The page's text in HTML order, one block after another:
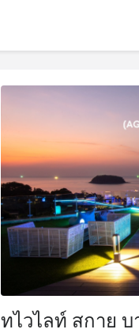
ทไวไลท์ สกาย บ